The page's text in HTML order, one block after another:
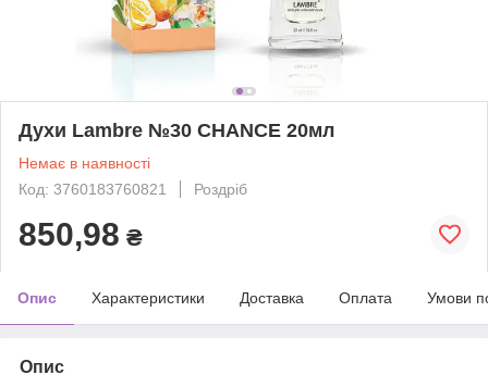
Духи Lambre №30 CHANCE 20мл
Немає в наявності
Код: 3760183760821
Роздріб
850,98 ₴
Опис Характеристики Доставка Оплата Умови
Опис